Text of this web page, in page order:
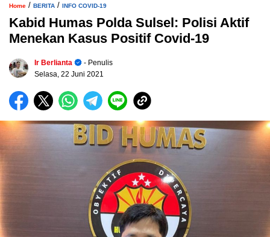
Home / BERITA / INFO COVID-19
Kabid Humas Polda Sulsel: Polisi Aktif
Menekan Kasus Positif Covid-19
Ir Berlianta
- Penulis
Selasa, 22 Juni 2021